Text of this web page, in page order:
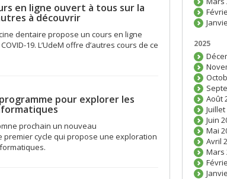
en ligne ouvert à tous sur la
à découvrir
dentaire propose un cours en ligne
19. L’UdeM offre d’autres cours de ce
pour explorer les
prochain un nouveau
premier cycle qui propose une exploration
2025
Août
Juillet
Juin
Mai
Avril
Mars